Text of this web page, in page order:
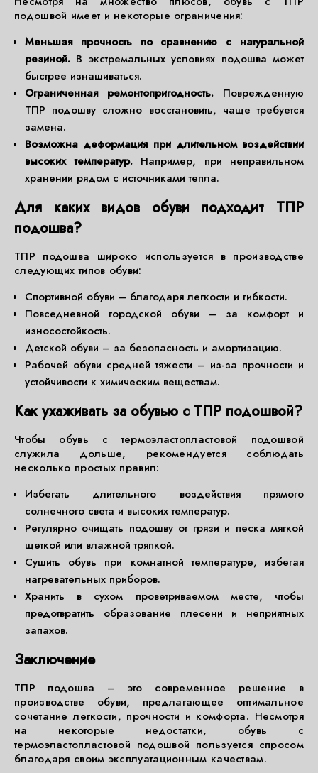
подошвой имеет и некоторые ограничения:
Меньшая прочность по сравнению с натуральной
резиной. В экстремальных условиях подошва может
быстрее изнашиваться.
Ограниченная ремонтопригодность. Поврежденную
ТПР подошву сложно восстановить, чаще требуется
замена.
Возможна деформация при длительном воздействии
высоких температур.Например, при неправильном
хранении рядом с источниками тепла.
Для каких видов обуви подходит ТПР
подошва?
ТПР подошва широко используется в производстве
следующих типов обуви:
Спортивной обуви – благодаря легкости и гибкости.
Повседневной городской обуви – за комфорт и
износостойкость.
Детской обуви – за безопасность и амортизацию.
Рабочей обуви средней тяжести – из-за прочности и
устойчивости к химическим веществам.
Как ухаживать за обувью с ТПР подошвой?
Чтобы обувь с термоэластопластовой подошвой
служила дольше, рекомендуется соблюдать
несколько простых правил:
Избегать длительного воздействия прямого
солнечного света и высоких температур.
Регулярно очищать подошву от грязи и песка мягкой
щеткой или влажной тряпкой.
Сушить обувь при комнатной температуре, избегая
нагревательных приборов.
Хранить в сухом проветриваемом месте, чтобы
предотвратить образование плесени и неприятных
запахов.
Заключение
ТПР подошва – это современное решение в
производстве обуви, предлагающее оптимальное
сочетание легкости, прочности и комфорта. Несмотря
на некоторые недостатки, обувь с
термоэластопластовой подошвой пользуется спросом
благодаря своим эксплуатационным качествам.